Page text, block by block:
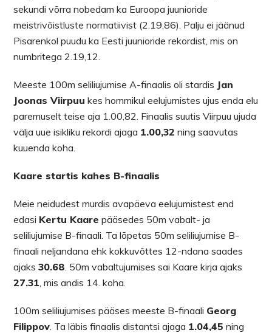
sekundi võrra nobedam ka Euroopa juunioride
meistrivõistluste normatiivist (2.19,86). Palju ei jäänud
Pisarenkol puudu ka Eesti juunioride rekordist, mis on
numbritega 2.19,12.
Meeste 100m seliliujumise A-finaalis oli stardis Jan
Joonas Viirpuu kes hommikul eelujumistes ujus enda elu
paremuselt teise aja 1.00,82. Finaalis suutis Viirpuu ujuda
välja uue isikliku rekordi ajaga 1.00,32 ning saavutas
kuuenda koha.
Kaare startis kahes B-finaalis
Meie neidudest murdis avapäeva eelujumistest end
edasi Kertu Kaare pääsedes 50m vabalt- ja
seliliujumise B-finaali. Ta lõpetas 50m seliliujumise B-
finaali neljandana ehk kokkuvõttes 12-ndana saades
ajaks30.68 . 50m vabaltujumises sai Kaare kirja ajaks
27.31 , mis andis 14. koha.
100m seliliujumises pääses meeste B-finaali Georg
Filippov . Ta läbis finaalis distantsi ajaga 1.04,45 ning